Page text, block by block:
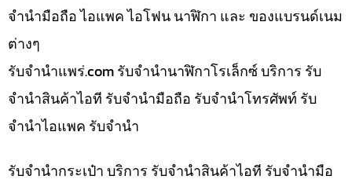
จำนำมือถือ ไอแพค ไอโฟน นาฬิกา และ ของแบรนด์เนม
ต่างๆ
รับจํานําแพร่.com รับจำนำนาฬิกาโรเล็กซ์ บริการ รับ
จำนำสินค้าไอที รับจำนำมือถือ รับจำนำโทรศัพท์ รับ
จำนำไอแพค รับจำนำ
รับจำนำกระเป๋า บริการ รับจำนำสินค้าไอที รับจำนำมือ